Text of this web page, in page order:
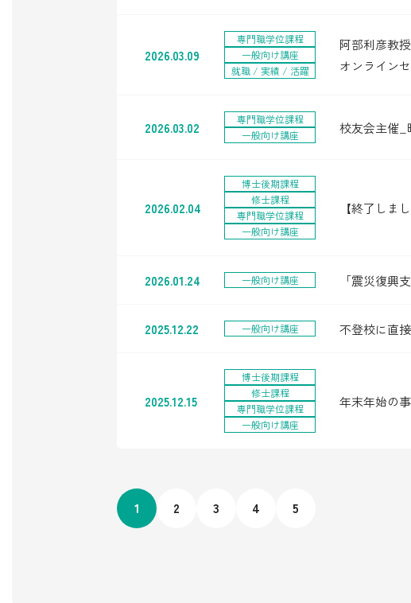
2026.03.09
専門職学位課程
一般向け講座
就職 / 実績 / 活躍
阿部利彦教
オンライン
2026.03.02
専門職学位課程
一般向け講座
校友会主催_
2026.02.04
博士後期課程
修士課程
専門職学位課程
一般向け講座
【終了しま
2026.01.24 一般向け講座 「震災復興
2025.12.22 一般向け講座 不登校に直
2025.12.15
博士後期課程
修士課程
専門職学位課程
一般向け講座
年末年始の
1 2 3 4 5